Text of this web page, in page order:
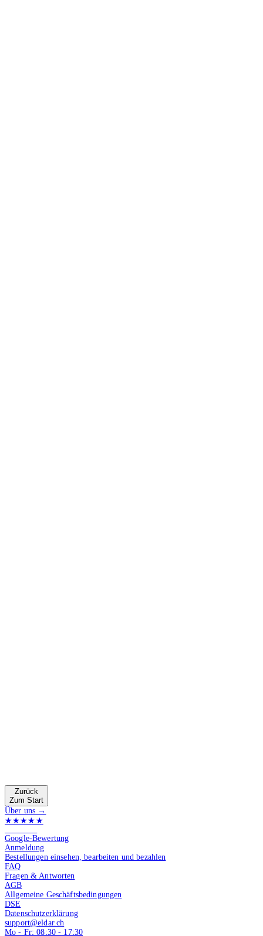
Zurück
Zum Start
Über uns →
★★★★★
Google-Bewertung
Anmeldung
Bestellungen einsehen, bearbeiten und bezahlen
FAQ
Fragen & Antworten
AGB
Allgemeine Geschäftsbedingungen
DSE
Datenschutzerklärung
support@eldar.ch
Mo - Fr: 08:30 - 17:30